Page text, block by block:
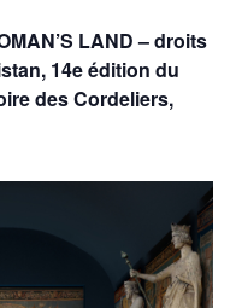
LAND – droits
14e édition du
des Cordeliers,